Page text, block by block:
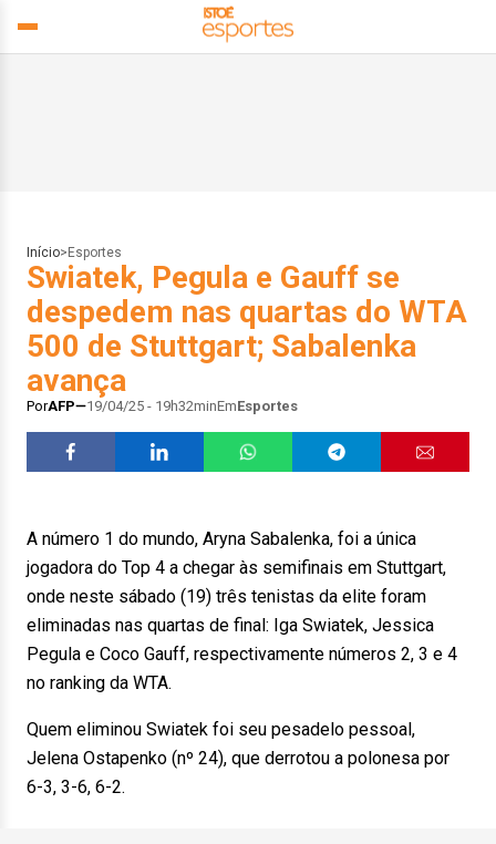
Início> Esportes
Swiatek, Pegula e Gauff se
despedem nas quartas do WTA
500 de Stuttgart; Sabalenka
avança
PorAFP 19/04/25 - 19h32minEmEsportes
A número 1 do mundo, Aryna Sabalenka, foi a única
jogadora do Top 4 a chegar às semifinais em Stuttgart,
onde neste sábado (19) três tenistas da elite foram
eliminadas nas quartas de final: Iga Swiatek, Jessica
Pegula e Coco Gauff, respectivamente números 2, 3 e 4
no ranking da WTA.
Quem eliminou Swiatek foi seu pesadelo pessoal,
Jelena Ostapenko (nº 24), que derrotou a polonesa por
6-3, 3-6, 6-2.